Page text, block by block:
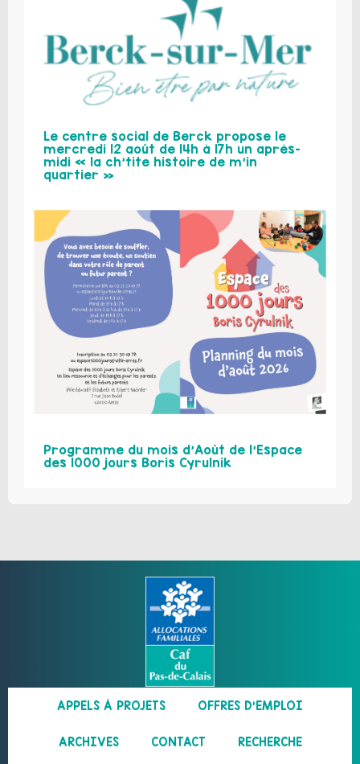
Le centre social de Berck propose le
mercredi 12 août de 14h à 17h un après-
midi « la ch’tite histoire de m’in
quartier »
Programme du mois d’Août de l’Espace
des 1000 jours Boris Cyrulnik
APPELS À PROJETS OFFRES D’EMPLOI
ARCHIVES CONTACT RECHERCHE